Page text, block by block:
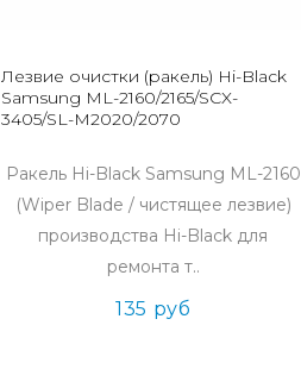
Лезвие очистки (ракель) Hi-Black
Samsung ML-2160/2165/SCX-
3405/SL-M2020/2070
Ракель Hi-Black Samsung ML-2160
(Wiper Blade / чистящее лезвие)
производства Hi-Black для
ремонта т..
135 руб